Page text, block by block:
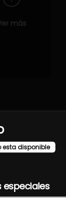
más
calidad y
esta disponible
especiales